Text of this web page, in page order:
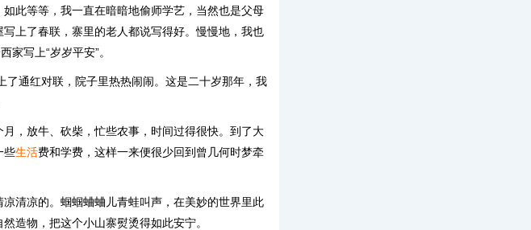
此等等，我一直在暗暗地偷师学艺，当然也是父母
上了春联，寨里的老人都说写得好。慢慢地，我也
家写上“岁岁平安”。
通红对联，院子里热热闹闹。这是二十岁那年，我
，放牛、砍柴，忙些农事，时间过得很快。到了大
些生活费和学费，这样一来便很少回到曾几何时梦牵
清凉的。蝈蝈蛐蛐儿青蛙叫声，在美妙的世界里此
造物，把这个小山寨熨烫得如此安宁。